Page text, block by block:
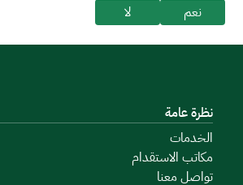
نعم لا
نظرة عامة
الخدمات
مكاتب الاستقدام
تواصل معنا